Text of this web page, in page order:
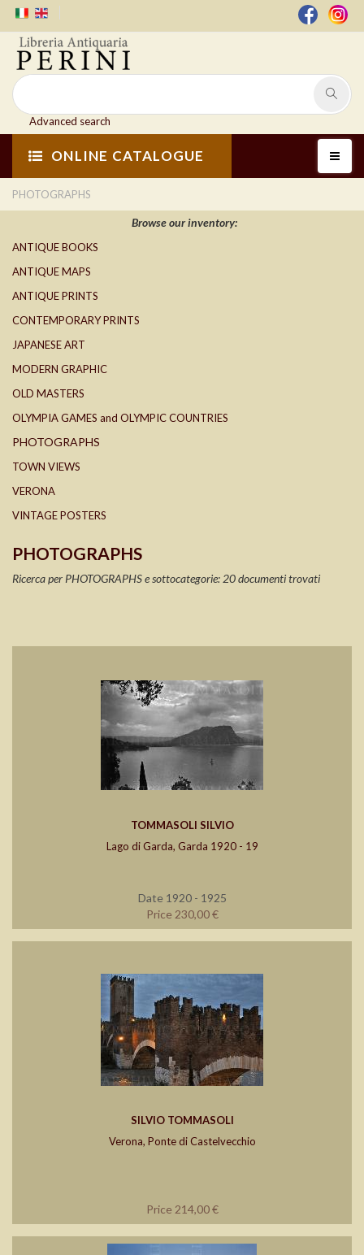
Advanced search
ONLINE CATALOGUE
PHOTOGRAPHS
Browse our inventory:
ANTIQUE BOOKS
ANTIQUE MAPS
ANTIQUE PRINTS
CONTEMPORARY PRINTS
JAPANESE ART
MODERN GRAPHIC
OLD MASTERS
OLYMPIA GAMES and OLYMPIC COUNTRIES
PHOTOGRAPHS
TOWN VIEWS
VERONA
VINTAGE POSTERS
PHOTOGRAPHS
Ricerca per PHOTOGRAPHS e sottocategorie: 20 documenti trovati
TOMMASOLI SILVIO
Lago di Garda, Garda 1920 - 19
Date 1920 - 1925
Price 230,00 €
SILVIO TOMMASOLI
Verona, Ponte di Castelvecchio
Price 214,00 €